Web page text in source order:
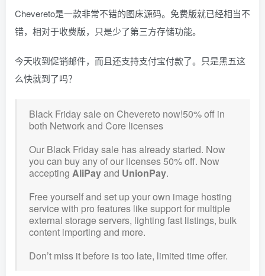
Chevereto是一款非常不错的图床源码。免费版就已经相当不
错，相对于收费版，只是少了第三方存储功能。
今天收到促销邮件，而且还支持支付宝付款了。只是黑五这
么快就到了吗？
Black Friday sale on Chevereto now!50% off in
both Network and Core licenses
Our Black Friday sale has already started. Now
you can buy any of our licenses 50% off. Now
accepting AliPayand UnionPay.
Free yourself and set up your own image hosting
service with pro features like support for multiple
external storage servers, lighting fast listings, bulk
content importing and more.
Don’t miss it before is too late, limited time offer.